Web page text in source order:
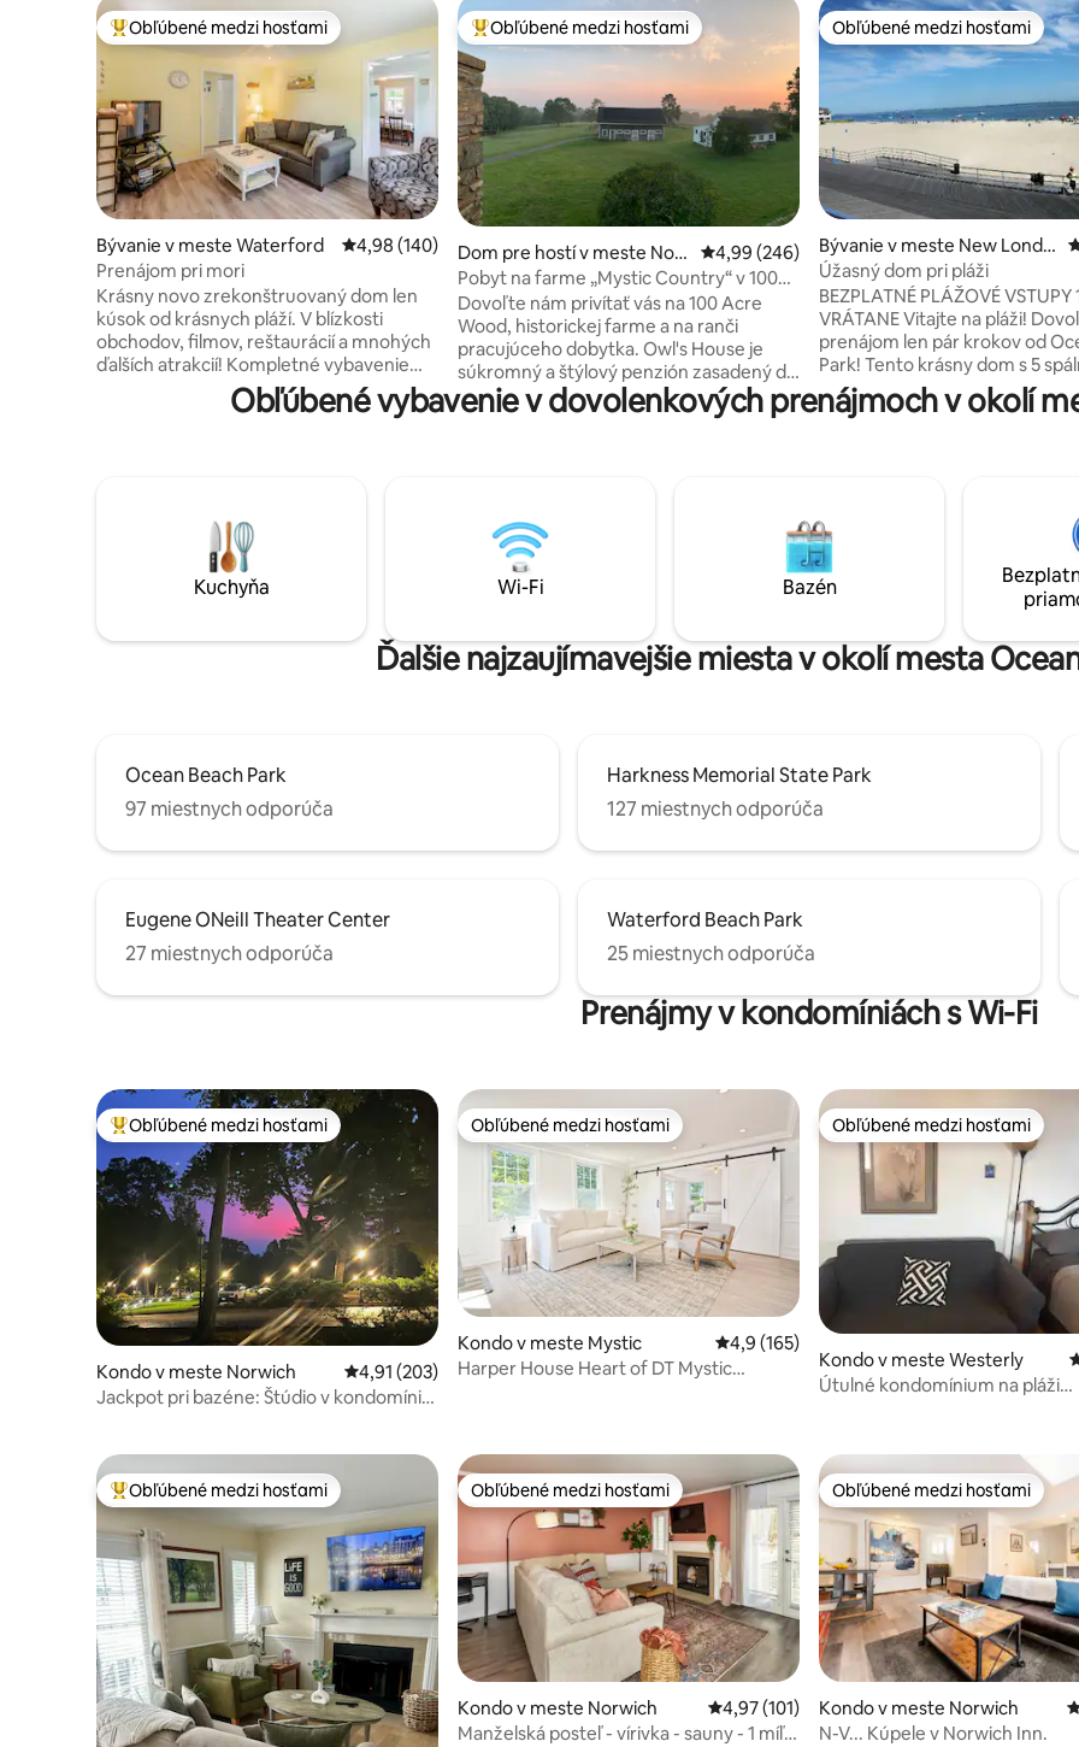
Najobľúbenejšie medzi hosťami
Obľúbené medzi hosťami
Bývanie v meste Waterford Priemerné ohodnotenie 4,98 z 5, počet hodnotení: 140
4,98 (140)
Prenájom pri mori
Krásny novo zrekonštruovaný dom len
kúsok od krásnych pláží. V blízkosti
obchodov, filmov, reštaurácií a mnohých
ďalších atrakcií! Kompletné vybavenie
všetkých spotrebičov, kompletná
kuchyňa, televízor, internet. 2 spálne, 1
hodinách vstavanom ohnisku so
zásobeným kempingovým drevom.
Toľko zábavných a relaxačných vecí,
ktoré môžete zažiť do niekoľkých minút
Najobľúbenejšie medzi hosťami
Obľúbené medzi hosťami
Dom pre hostí v meste Nort
h Stonington
Priemerné ohodnotenie 4,99 z 5, počet
4,99 (246)
Pobyt na farme „Mystic Country“ v 100
Acre Wood
Dovoľte nám privítať vás na 100 Acre
Wood, historickej farme a na ranči
pracujúceho dobytka. Owl's House je
súkromný a štýlový penzión zasadený do
stromov a záhrady a ponúka 180° výhľad.
Náš farmársky obchod je zásobený
súkromné lesné chodníky alebo sa
vydajte von a hrajte sa v tejto oblasti s
množstvom kvalitných jedál, vinárstiev,
sezónnych atrakcií, aktivít v prírode a
Obľúbené medzi hosťami
Obľúbené medzi hosťami
Bývanie v meste New Londo
n
Úžasný dom pri pláži
BEZPLATNÉ PLÁŽOVÉ VSTUPY 10
VRÁTANE Vitajte na pláži!
prenájom len pár krokov od
Park! Tento krásny dom s 5
kúpeľňami sa nachádza na
jednosmernej ulici! Inteligentná televízia
Môžeme ubytovať 10 hostí a je
výhodné pre Eugene O'Neill
Waterford Beach, Harkness,
Námorné múzeum, Mohegan Sun a
Obľúbené vybavenie v dovolenkových prenájmoch v okolí
Kuchyňa Wi-Fi Bazén
Ďalšie najzaujímavejšie miesta v okolí mesta
Ocean Beach Park
97 miestnych odporúča
Harkness Memorial State Park
127 miestnych odporúča
Eugene ONeill Theater Center
27 miestnych odporúča
Waterford Beach Park
25 miestnych odporúča
Prenájmy v kondomíniách s Wi-Fi
Najobľúbenejšie medzi hosťami
Obľúbené medzi hosťami
Kondo v meste Norwich Priemerné ohodnotenie 4,91 z 5, počet hodnotení: 203
4,91 (203)
Jackpot pri bazéne: Štúdio v kondomíniu
Obľúbené medzi hosťami
Obľúbené medzi hosťami
Kondo v meste Mystic Priemerné ohodnotenie 4,9 z 5, počet
4,9 (165)
Harper House Heart of DT Mystic
Obľúbené medzi hosťami
Obľúbené medzi hosťami
Kondo v meste Westerly
Útulné kondomínium na pláži
Najobľúbenejšie medzi hosťami
Obľúbené medzi hosťami Obľúbené medzi hosťami
Obľúbené medzi hosťami
Kondo v meste Norwich Priemerné ohodnotenie 4,97 z 5, počet
4,97 (101)
Manželská posteľ - vírivka - sauny - 1 míľa
Obľúbené medzi hosťami
Obľúbené medzi hosťami
Kondo v meste Norwich
N-V... Kúpele v Norwich Inn.